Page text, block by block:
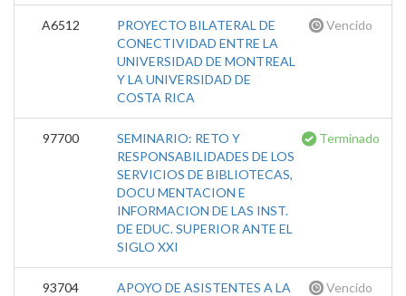
A6512
PROYECTO BILATERAL DE
CONECTIVIDAD ENTRE LA
UNIVERSIDAD DE MONTREAL
Y LA UNIVERSIDAD DE
COSTA RICA
Vencido
97700
SEMINARIO: RETO Y
RESPONSABILIDADES DE LOS
SERVICIOS DE BIBLIOTECAS,
DOCU MENTACION E
INFORMACION DE LAS INST.
DE EDUC. SUPERIOR ANTE EL
SIGLO XXI
Terminado
93704
APOYO DE ASISTENTES A LA
Vencido